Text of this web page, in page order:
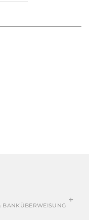
BANKÜBERWEISUNG